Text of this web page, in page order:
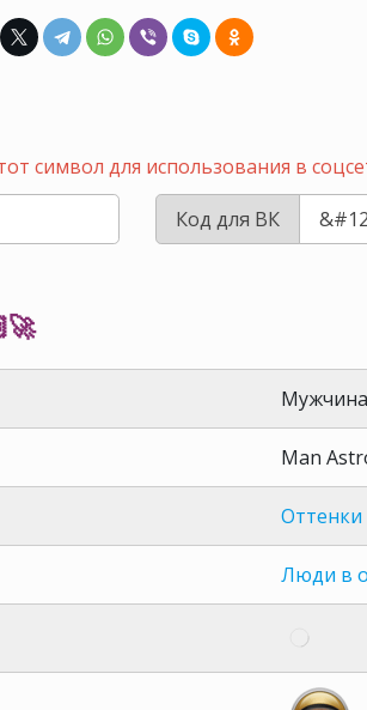
символ для использования в
Код для ВК
Man
Люди в